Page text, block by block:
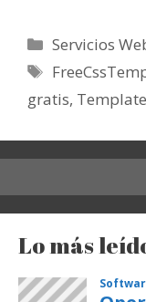
Categorías
Servicios
Etiquetas
gratis,
Lo más